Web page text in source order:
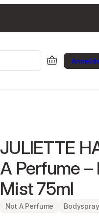
JULIETTE
A Perfume –
Mist 75ml
Not A Perfume